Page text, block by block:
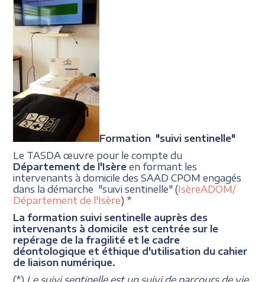
Formation "suivi sentinelle"
Le TASDA œuvre pour le compte du
Département de l'Isère en formant les
intervenants à domicile des SAAD CPOM engagés
dans la démarche "suivi sentinelle" (IsèreADOM/
Département de l'Isère) *
La formation suivi sentinelle auprès des
intervenants à domicile est centrée sur le
repérage de la fragilité et le cadre
déontologique et éthique d'utilisation du cahier
de liaison numérique.
(*) Le suivi sentinelle est un suivi de parcours de vie